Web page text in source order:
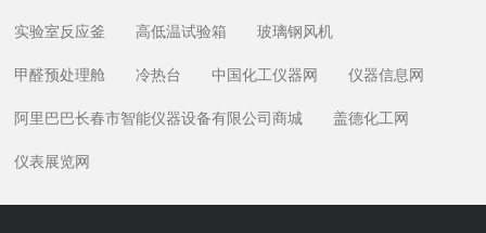
实验室反应釜 高低温试验箱 玻璃钢风机
甲醛预处理舱 冷热台 中国化工仪器网 仪器信息网
阿里巴巴长春市智能仪器设备有限公司商城 盖德化工网
仪表展览网